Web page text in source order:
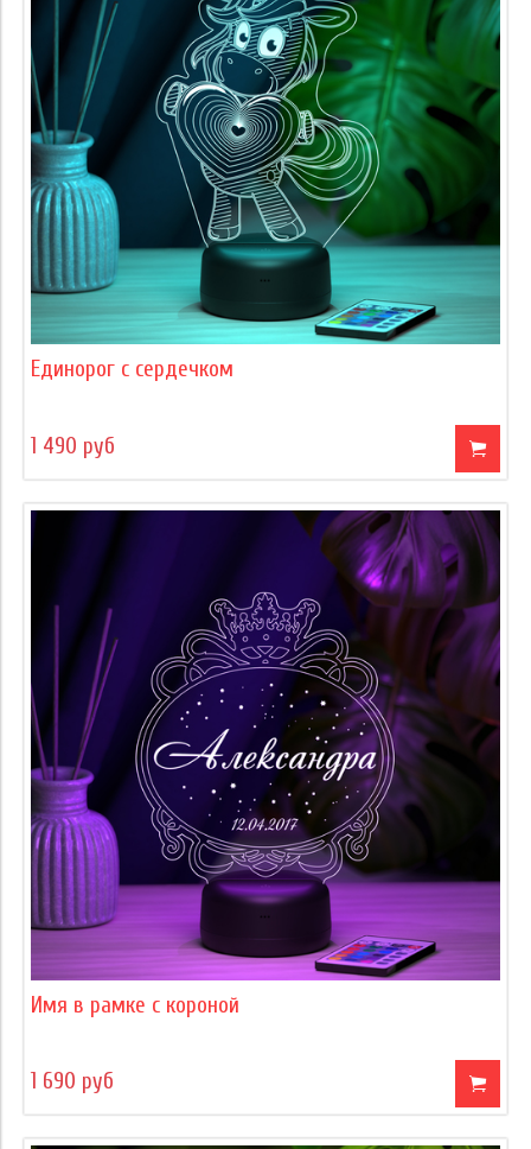
Единорог с сердечком
1 490 руб
Имя в рамке с короной
1 690 руб